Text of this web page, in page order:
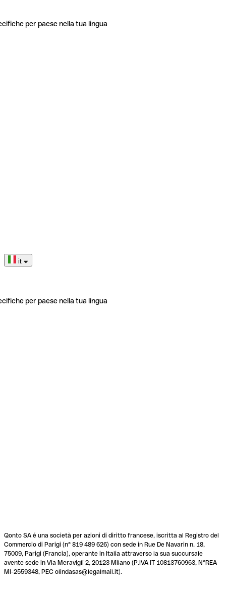
per paese nella tua lingua
it
per paese nella tua lingua
Qonto SA é una società per azioni di diritto francese, iscritta al Registro del
Commercio di Parigi (n° 819 489 626) con sede in Rue De Navarin n. 18,
75009, Parigi (Francia), operante in Italia attraverso la sua succursale
avente sede in Via Meravigli 2, 20123 Milano (P.IVA IT 10813760963, N°REA
MI-2559348, PEC olindasas@legalmail.it).